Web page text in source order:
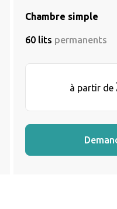
Chambre simple
60 lits permanents
à partir de